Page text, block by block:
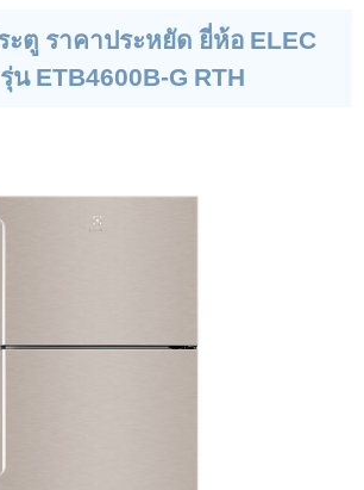
ะตู ราคาประหยัด ยี่ห้อ ELEC
รุ่น ETB4600B-G RTH